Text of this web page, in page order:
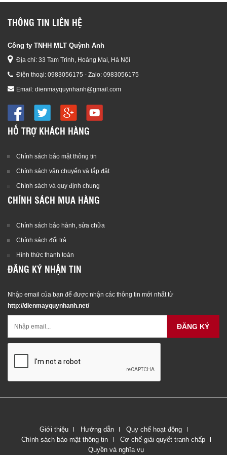
7,800,000 đ 7,800,000 đ
THÔNG TIN LIÊN HỆ
Công ty TNHH MLT Quỳnh Anh
Địa chỉ: 33 Tam Trinh, Hoàng Mai, Hà Nội
Điện thoại: 0983056175 - Zalo: 0983056175
Email: dienmayquynhanh@gmail.com
HỖ TRỢ KHÁCH HÀNG
Chính sách bảo mật thông tin
Chính sách vận chuyển và lắp đặt
Chính sách và quy định chung
CHÍNH SÁCH MUA HÀNG
Chính sách bảo hành, sửa chữa
Chính sách đổi trả
Hình thức thanh toán
ĐĂNG KÝ NHẬN TIN
Nhập email của bạn để được nhận các thông tin mới nhất từ
http://dienmayquynhanh.net/
ĐĂNG KÝ
Giới thiệu Hướng dẫn
Quy chế hoạt động
Chính sách bảo mật thông tin
Cơ chế giải quyết tranh chấp
Quyền và nghĩa vụ